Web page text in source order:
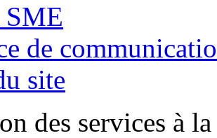
SME
de
site
des services à